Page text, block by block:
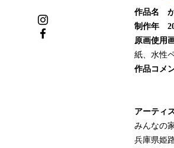
作品名 が
制作年
原画使用
紙、水性
作品コメ
アーティ
みんなの
兵庫県姫